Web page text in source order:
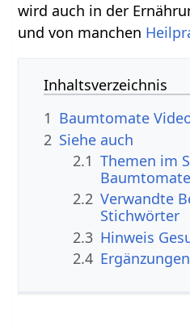
wird auch in der
und von manchen
Inhaltsverzeichnis
1 Baumtomate
2 Siehe auch
2.1 Themen im
Baumtomate
2.2 Verwandte
Stichwörter
2.3 Hinweis
2.4 Ergänzungen